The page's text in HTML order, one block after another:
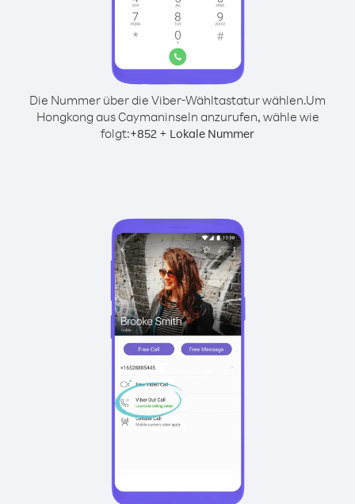
Die Nummer über die Viber-Wähltastatur wählen.Um
Hongkong aus Caymaninseln anzurufen, wähle wie
folgt:+852 + Lokale Nummer